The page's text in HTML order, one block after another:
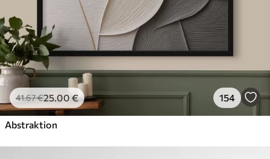
41.67€25.00 € 154
Abstraktion